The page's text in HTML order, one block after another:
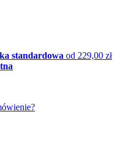
standardowa od 229,00 zł